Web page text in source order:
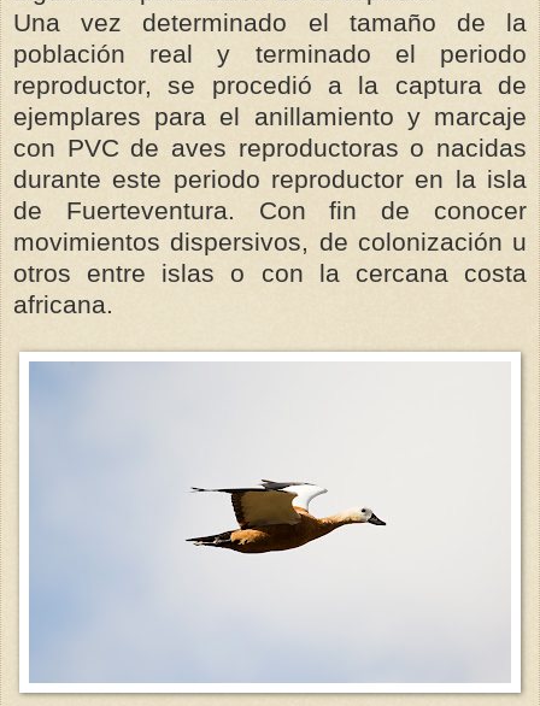
Una vez determinado el tamaño de la
población real y terminado el periodo
reproductor, se procedió a la captura de
ejemplares para el anillamiento y marcaje
con PVC de aves reproductoras o nacidas
durante este periodo reproductor en la isla
de Fuerteventura. Con fin de conocer
movimientos dispersivos, de colonización u
otros entre islas o con la cercana costa
africana.